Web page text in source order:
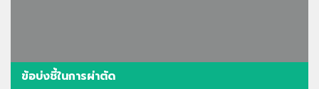
ข้อบ่งชี้ในการผ่าตัด